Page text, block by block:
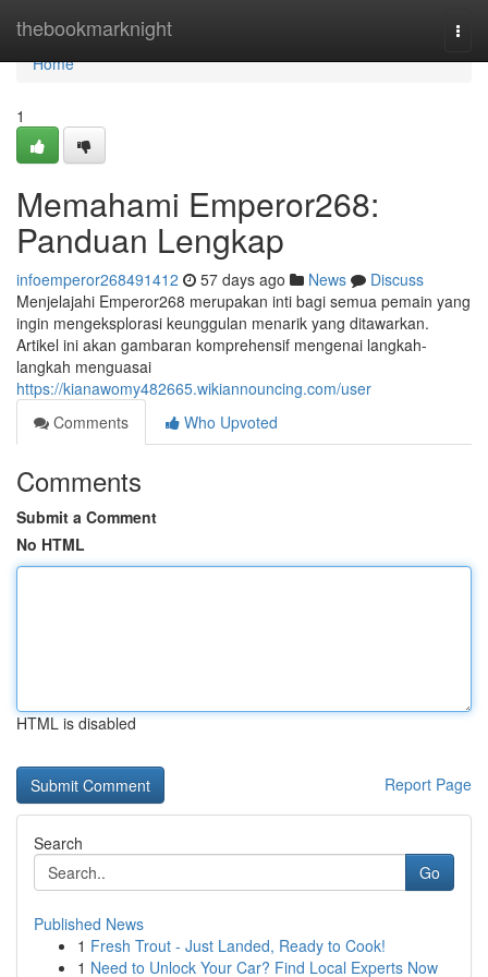
thebookmarknight
Home
Home
1
Memahami Emperor268:
Panduan Lengkap
infoemperor268491412 57 days ago News
Discuss
Menjelajahi Emperor268 merupakan inti bagi semua pemain yang
ingin mengeksplorasi keunggulan menarik yang ditawarkan.
Artikel ini akan gambaran komprehensif mengenai langkah-
langkah menguasai
https://kianawomy482665.wikiannouncing.com/user
Comments
Who Upvoted
Comments
Submit a Comment
No HTML
HTML is disabled
Report Page
Search
Go
Published News
1 Fresh Trout - Just Landed, Ready to Cook!
1 Need to Unlock Your Car? Find Local Experts Now